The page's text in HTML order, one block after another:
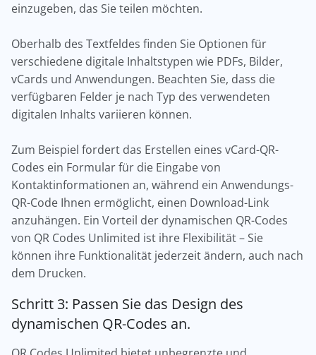
einzugeben, das Sie teilen möchten.
Oberhalb des Textfeldes finden Sie Optionen für
verschiedene digitale Inhaltstypen wie PDFs, Bilder,
vCards und Anwendungen. Beachten Sie, dass die
verfügbaren Felder je nach Typ des verwendeten
digitalen Inhalts variieren können.
Zum Beispiel fordert das Erstellen eines vCard-QR-
Codes ein Formular für die Eingabe von
Kontaktinformationen an, während ein Anwendungs-
QR-Code Ihnen ermöglicht, einen Download-Link
anzuhängen. Ein Vorteil der dynamischen QR-Codes
von QR Codes Unlimited ist ihre Flexibilität – Sie
können ihre Funktionalität jederzeit ändern, auch nach
dem Drucken.
Schritt 3: Passen Sie das Design des
dynamischen QR-Codes an.